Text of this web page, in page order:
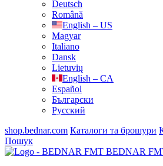
Deutsch
Română
English – US
Magyar
Italiano
Dansk
Lietuvių
English – CA
Español
Български
Русский
shop.bednar.com Каталоги та брошури
Пошук
BEDNAR